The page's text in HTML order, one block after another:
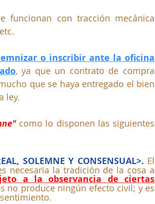
funcionan con tracción mecánica
o inscribir ante la oficina
, ya que un contrato de compra
que se haya entregado el bien
ley.
como lo disponen las siguientes
SOLEMNE Y CONSENSUAL>. El
necesaria la tradición de la cosa a
a la observancia de ciertas
no produce ningún efecto civil; y es